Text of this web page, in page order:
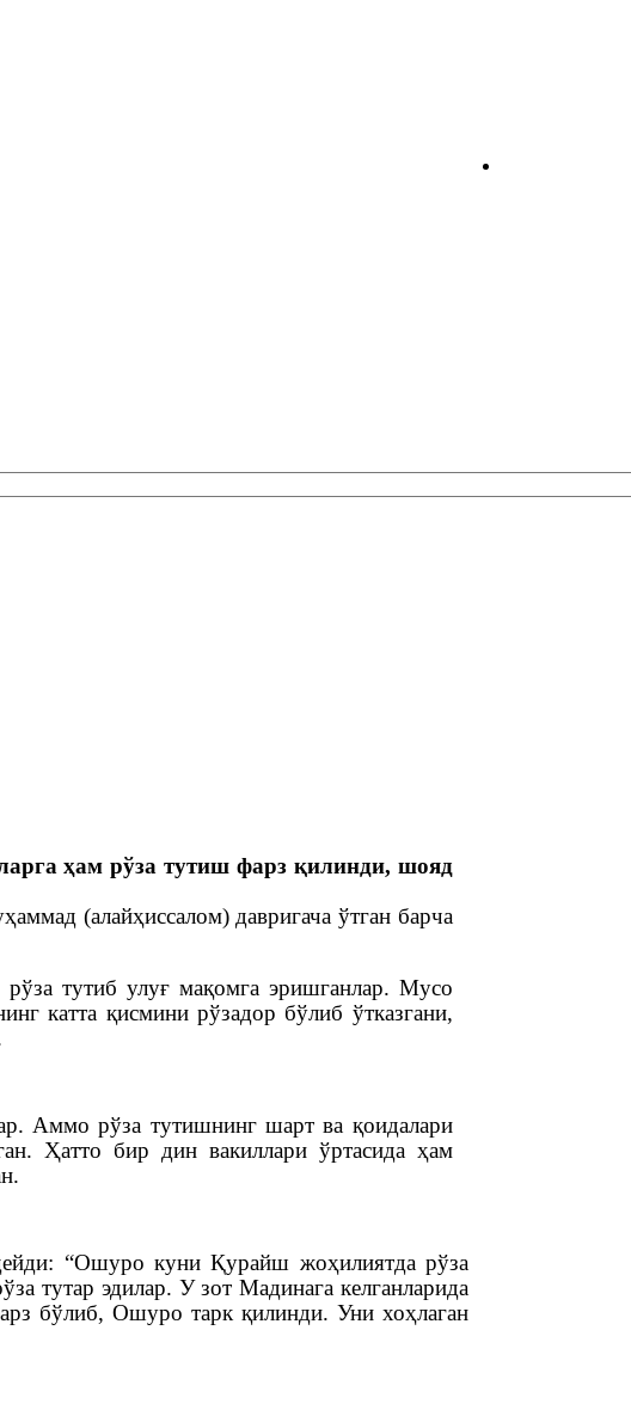
ҳам рўза тутиш фарз қилинди, шояд
(алайҳиссалом) давригача ўтган барча
тутиб улуғ мақомга эришганлар. Мусо
катта қисмини рўзадор бўлиб ўтказгани,
Аммо рўза тутишнинг шарт ва қоидалари
Ҳатто бир дин вакиллари ўртасида ҳам
“Ошуро куни Қурайш жоҳилиятда рўза
тутар эдилар. У зот Мадинага келганларида
бўлиб, Ошуро тарк қилинди. Уни хоҳлаган